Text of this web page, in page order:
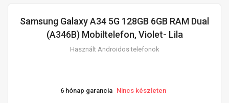
Samsung Galaxy A34 5G 128GB 6GB RAM Dual
(A346B) Mobiltelefon, Violet- Lila
Használt Androidos telefonok
6 hónap garancia Nincs készleten